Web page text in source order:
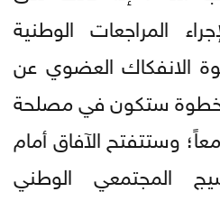
المراجعات الوطنية
الانفكاك العضوي عن
خطوة ستكون في مصلحة
وستتفتح الآفاق أمام
المجتمعي الوطني